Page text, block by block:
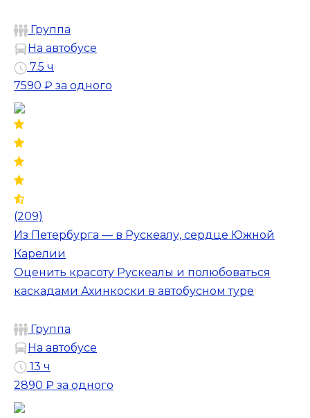
Группа
На автобусе
7.5 ч
7590 ₽ за одного
(209)
Из Петербурга — в Рускеалу, сердце Южной
Карелии
Оценить красоту Рускеалы и полюбоваться
каскадами Ахинкоски в автобусном туре
Группа
На автобусе
13 ч
2890 ₽ за одного